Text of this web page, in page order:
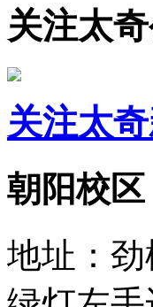
关注太
关注太
朝阳校区
地址：